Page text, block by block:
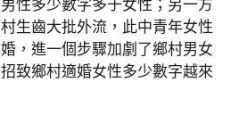
性多少數字多于女性；另一方
生齒大批外流，此中青年女性
，進一個步驟加劇了鄉村男女
致鄉村適婚女性多少數字越來